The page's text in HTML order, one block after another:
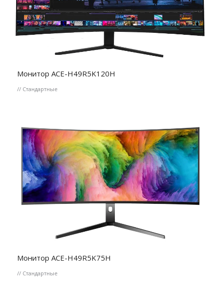
Монитор ACE-H49R5K120H
// Стандартные
Монитор ACE-H49R5K75H
// Стандартные